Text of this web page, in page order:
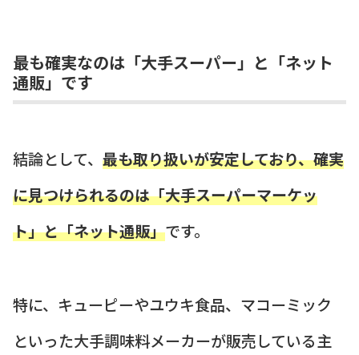
最も確実なのは「大手スーパー」と「ネット
通販」です
結論として、 最も取り扱いが安定しており、確実
に見つけられるのは「大手スーパーマーケッ
ト」と「ネット通販」です。
特に、キューピーやユウキ食品、マコーミック
といった大手調味料メーカーが販売している主